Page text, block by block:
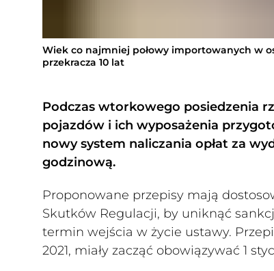
Wiek co najmniej połowy importowanych w
przekracza 10 lat
Podczas wtorkowego posiedzenia
pojazdów i ich wyposażenia
nowy system naliczania opłat za
godzinową.
Proponowane przepisy mają
Skutków Regulacji, by uniknąć
termin wejścia w życie ustawy.
2021, miały zacząć obowiązywać 1